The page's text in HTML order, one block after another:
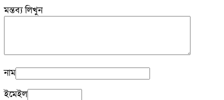
মন্তব্য লিখুন
নাম
ইমেইল